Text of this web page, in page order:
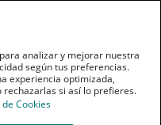
analizar y mejorar nuestra
según tus preferencias.
experiencia optimizada,
si así lo prefieres.
Cookies